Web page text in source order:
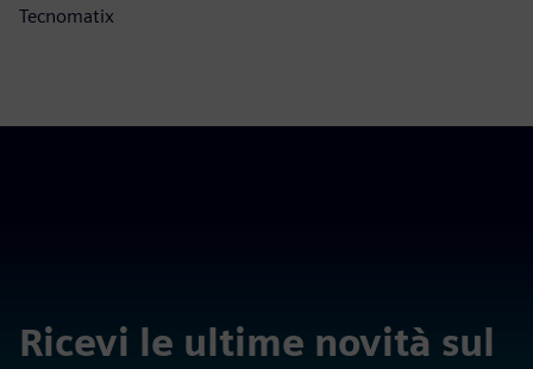
Tecnomatix
Ricevi le ultime novità sul